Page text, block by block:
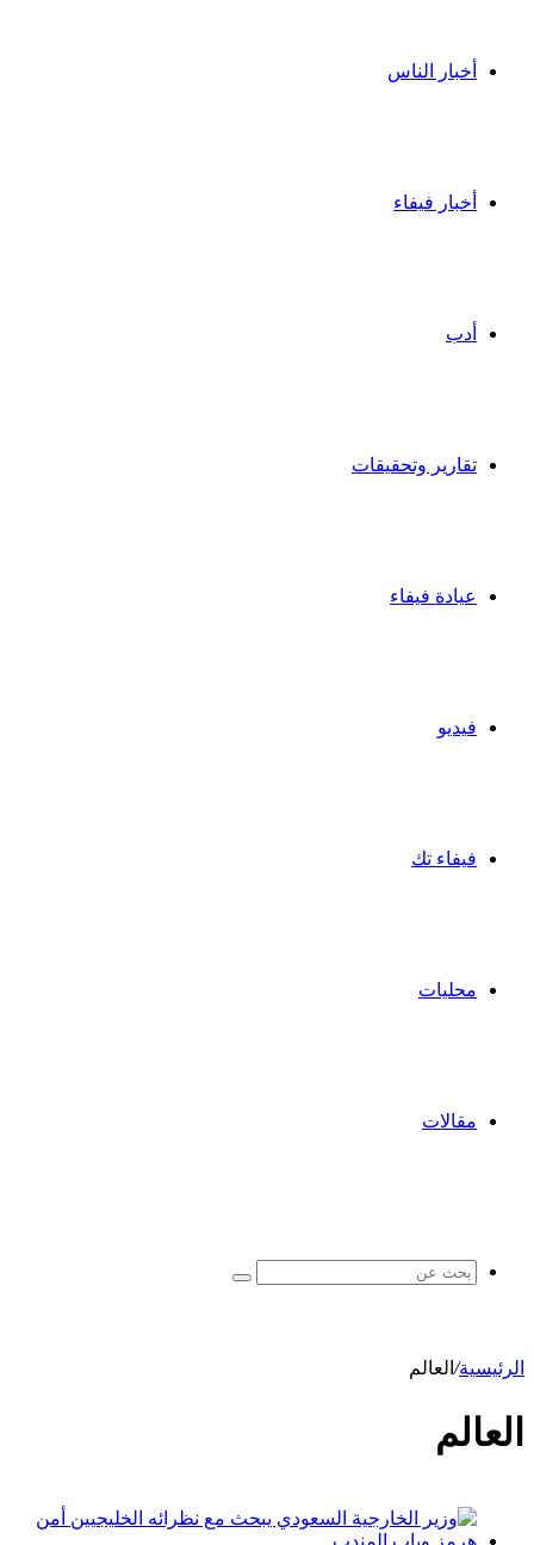
أخبار الناس
أخبار فيفاء
أدب
تقارير وتحقيقات
عيادة فيفاء
فيديو
فيفاء تك
محليات
مقالات
بحث
الرئيسية/ العالم
العالم